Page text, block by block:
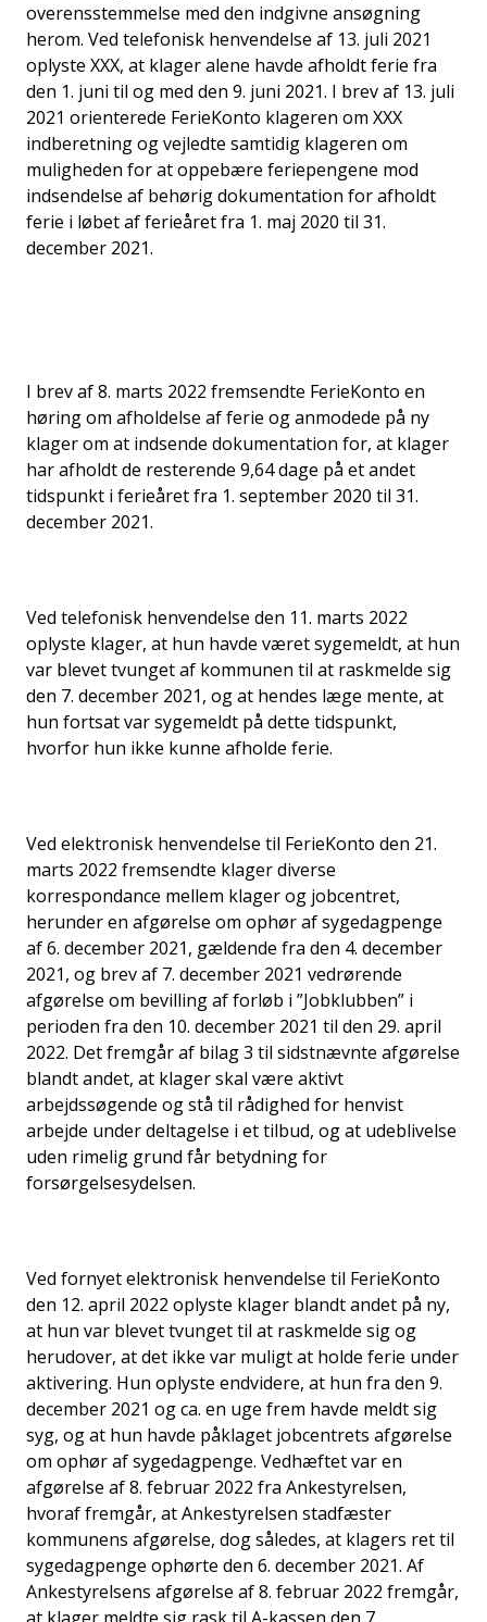
overensstemmelse med den indgivne ansøgning
herom. Ved telefonisk henvendelse af 13. juli 2021
oplyste XXX, at klager alene havde afholdt ferie fra
den 1. juni til og med den 9. juni 2021. I brev af 13. juli
2021 orienterede FerieKonto klageren om XXX
indberetning og vejledte samtidig klageren om
muligheden for at oppebære feriepengene mod
indsendelse af behørig dokumentation for afholdt
ferie i løbet af ferieåret fra 1. maj 2020 til 31.
december 2021.
I brev af 8. marts 2022 fremsendte FerieKonto en
høring om afholdelse af ferie og anmodede på ny
klager om at indsende dokumentation for, at klager
har afholdt de resterende 9,64 dage på et andet
tidspunkt i ferieåret fra 1. september 2020 til 31.
december 2021.
Ved telefonisk henvendelse den 11. marts 2022
oplyste klager, at hun havde været sygemeldt, at hun
var blevet tvunget af kommunen til at raskmelde sig
den 7. december 2021, og at hendes læge mente, at
hun fortsat var sygemeldt på dette tidspunkt,
hvorfor hun ikke kunne afholde ferie.
Ved elektronisk henvendelse til FerieKonto den 21.
marts 2022 fremsendte klager diverse
korrespondance mellem klager og jobcentret,
herunder en afgørelse om ophør af sygedagpenge
af 6. december 2021, gældende fra den 4. december
2021, og brev af 7. december 2021 vedrørende
afgørelse om bevilling af forløb i ”Jobklubben” i
perioden fra den 10. december 2021 til den 29. april
2022. Det fremgår af bilag 3 til sidstnævnte afgørelse
blandt andet, at klager skal være aktivt
arbejdssøgende og stå til rådighed for henvist
arbejde under deltagelse i et tilbud, og at udeblivelse
uden rimelig grund får betydning for
forsørgelsesydelsen.
Ved fornyet elektronisk henvendelse til FerieKonto
den 12. april 2022 oplyste klager blandt andet på ny,
at hun var blevet tvunget til at raskmelde sig og
herudover, at det ikke var muligt at holde ferie under
aktivering. Hun oplyste endvidere, at hun fra den 9.
december 2021 og ca. en uge frem havde meldt sig
syg, og at hun havde påklaget jobcentrets afgørelse
om ophør af sygedagpenge. Vedhæftet var en
afgørelse af 8. februar 2022 fra Ankestyrelsen,
hvoraf fremgår, at Ankestyrelsen stadfæster
kommunens afgørelse, dog således, at klagers ret til
sygedagpenge ophørte den 6. december 2021. Af
Ankestyrelsens afgørelse af 8. februar 2022 fremgår,